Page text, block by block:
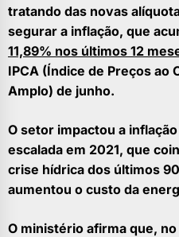
tratando das novas
segurar a inflação, que
11,89% nos últimos 12
IPCA (Índice de Preços ao
Amplo) de junho.
O setor impactou a
escalada em 2021, que
crise hídrica dos últimos
aumentou o custo da
O ministério afirma que,